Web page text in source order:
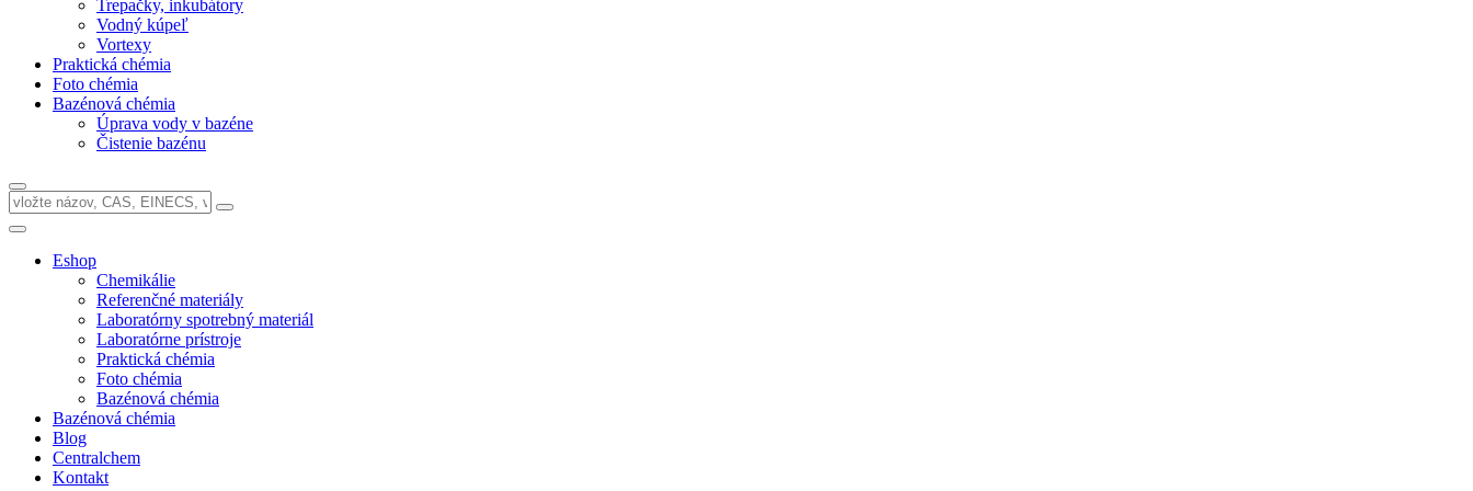
Trepačky, inkubátory
Vodný kúpeľ
Vortexy
Praktická chémia
Foto chémia
Bazénová chémia
Úprava vody v bazéne
Čistenie bazénu
Eshop
Chemikálie
Referenčné materiály
Laboratórny spotrebný materiál
Laboratórne prístroje
Praktická chémia
Foto chémia
Bazénová chémia
Bazénová chémia
Blog
Centralchem
Kontakt